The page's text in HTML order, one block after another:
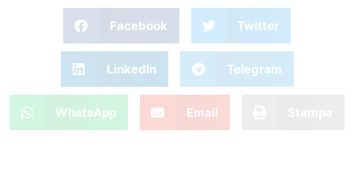
Facebook Twitter
LinkedIn Telegram
WhatsApp Email